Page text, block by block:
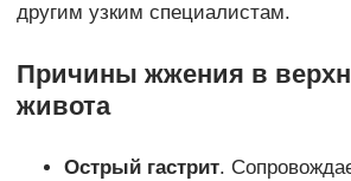
другим узким специалистам.
Причины жжения в
живота
Острый гастрит.